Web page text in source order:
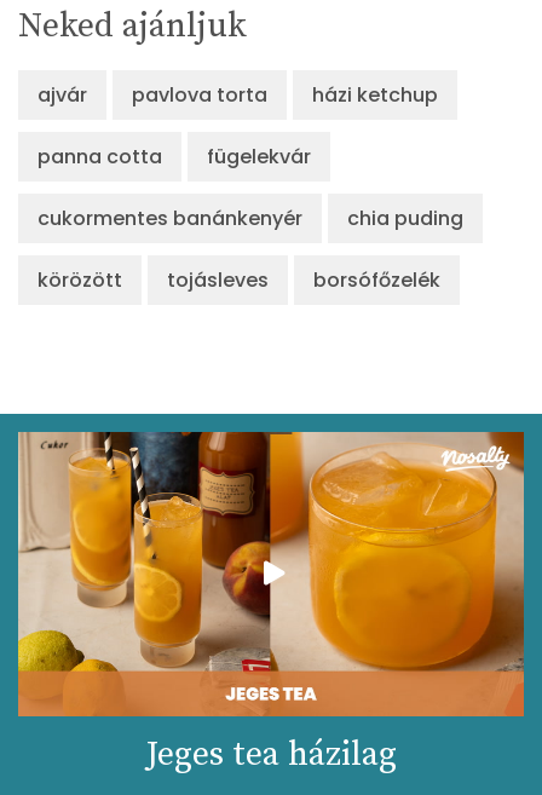
Neked ajánljuk
ajvár pavlova torta házi ketchup
panna cotta fügelekvár
cukormentes banánkenyér chia puding
körözött tojásleves borsófőzelék
Jeges tea házilag